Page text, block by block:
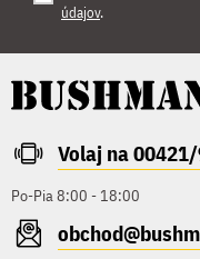
údajov.
Volaj na
Po-Pia 8:00 - 18:00